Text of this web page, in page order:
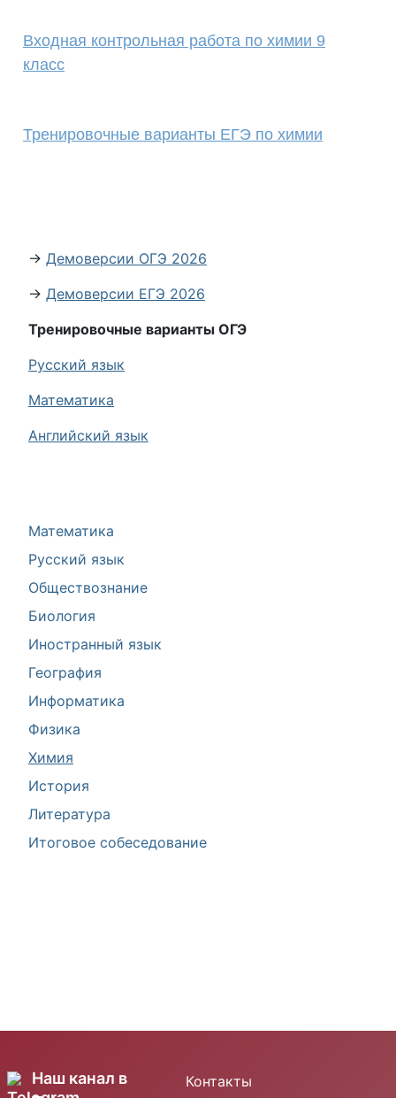
Математика
Русский язык
Обществознание
Биология
Иностранный язык
География
Информатика
Физика
Химия
История
Литература
Итоговое собеседование
Входная контрольная работа по химии 9
класс
Тренировочные варианты ЕГЭ по химии
→ Демоверсии ОГЭ 2026
→ Демоверсии ЕГЭ 2026
Тренировочные варианты ОГЭ
Русский язык
Математика
Английский язык
Наш канал в
Контакты